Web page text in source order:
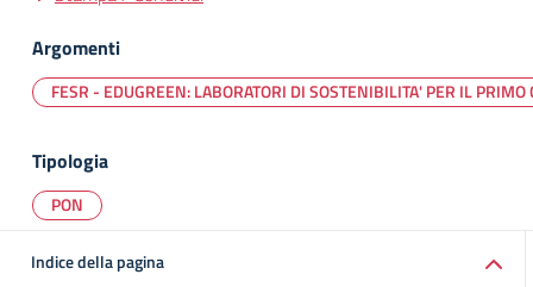
Argomenti
FESR - EDUGREEN: LABORATORI DI SOSTENIBILITA' PER IL PRIMO
Tipologia
PON
Indice della pagina